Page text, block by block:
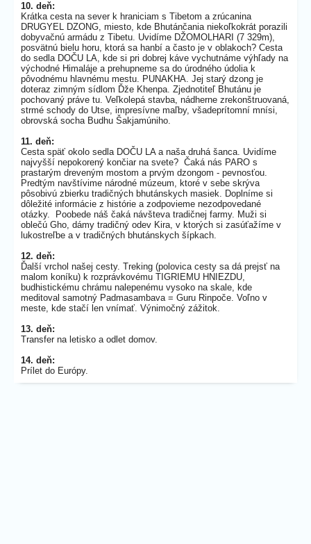
10. deň:
Krátka cesta na sever k hraniciam s Tibetom a zrúcanina
DRUGYEL DZONG, miesto, kde Bhutánčania niekoľkokrát porazili
dobyvačnú armádu z Tibetu. Uvidíme DŽOMOLHARI (7 329m),
posvätnú bielu horu, ktorá sa hanbí a často je v oblakoch? Cesta
do sedla DOČU LA, kde si pri dobrej káve vychutnáme výhľady na
východné Himaláje a prehupneme sa do úrodného údolia k
pôvodnému hlavnému mestu. PUNAKHA. Jej starý dzong je
doteraz zimným sídlom Ďže Khenpa. Zjednotiteľ Bhutánu je
pochovaný práve tu. Veľkolepá stavba, nádherne zrekonštruovaná,
strmé schody do Utse, impresívne maľby, všadeprítomní mnísi,
obrovská socha Budhu Šakjamúniho.
11. deň:
Cesta späť okolo sedla DOČU LA a naša druhá šanca. Uvidíme
najvyšší nepokorený končiar na svete? Čaká nás PARO s
prastarým dreveným mostom a prvým dzongom - pevnosťou.
Predtým navštívime národné múzeum, ktoré v sebe skrýva
pôsobivú zbierku tradičných bhutánskych masiek. Doplníme si
dôležité informácie z histórie a zodpovieme nezodpovedané
otázky. Poobede náš čaká návšteva tradičnej farmy. Muži si
oblečú Gho, dámy tradičný odev Kira, v ktorých si zasúťažíme v
lukostreľbe a v tradičných bhutánskych šípkach.
12. deň:
Ďalší vrchol našej cesty. Treking (polovica cesty sa dá prejsť na
malom koníku) k rozprávkovému TIGRIEMU HNIEZDU,
budhistickému chrámu nalepenému vysoko na skale, kde
meditoval samotný Padmasambava = Guru Rinpoče. Voľno v
meste, kde stačí len vnímať. Výnimočný zážitok.
13. deň:
Transfer na letisko a odlet domov.
14. deň:
Prílet do Európy.